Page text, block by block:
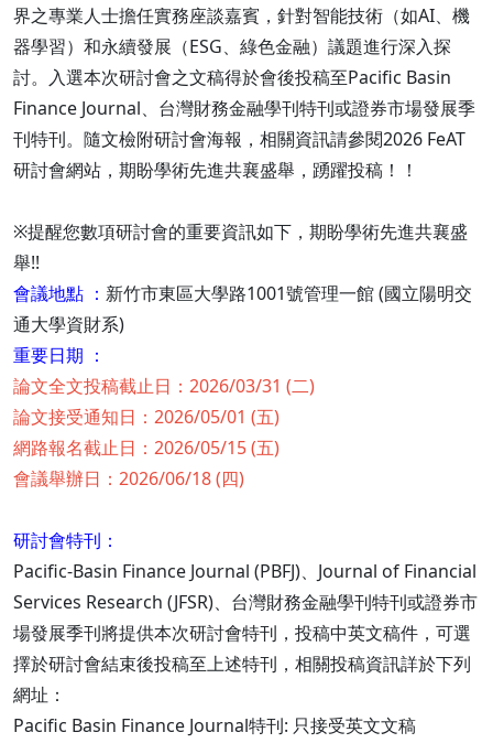
界之專業人士擔任實務座談嘉賓，針對智能技術（如AI、機
器學習）和永續發展（ESG、綠色金融）議題進行深入探
討。入選本次研討會之文稿得於會後投稿至Pacific Basin
Finance Journal、台灣財務金融學刊特刊或證券市場發展季
刊特刊。隨文檢附研討會海報，相關資訊請參閱2026 FeAT
研討會網站，期盼學術先進共襄盛舉，踴躍投稿！！
※提醒您數項研討會的重要資訊如下，期盼學術先進共襄盛
舉!!
會議地點 ： 新竹市東區大學路1001號管理一館 (國立陽明交
通大學資財系)
重要日期 ：
論文全文投稿截止日：2026/03/31 (二)
論文接受通知日：2026/05/01 (五)
網路報名截止日：2026/05/15 (五)
會議舉辦日：2026/06/18 (四)
研討會特刊：
Pacific-Basin Finance Journal (PBFJ)、Journal of Financial
Services Research (JFSR)、台灣財務金融學刊特刊或證券市
場發展季刊將提供本次研討會特刊，投稿中英文稿件，可選
擇於研討會結束後投稿至上述特刊，相關投稿資訊詳於下列
網址：
Pacific Basin Finance Journal特刊: 只接受英文文稿